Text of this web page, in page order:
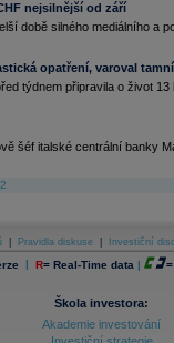
nejsilnější od září
době silného mediálního a
opatření, varoval
týdnem připravila o život 13
šéf italské centrální banky
2
Pravidla diskuse Investiční
| R= Real-Time data | =
Škola investora:
Akademie investování